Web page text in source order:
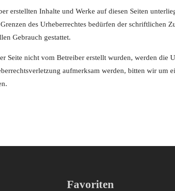
erstellten Inhalte und Werke auf diesen Seiten
des Urheberrechtes bedürfen der schriftlichen
Gebrauch gestattet.
Seite nicht vom Betreiber erstellt wurden, werden die
aufmerksam werden, bitten wir
Favoriten